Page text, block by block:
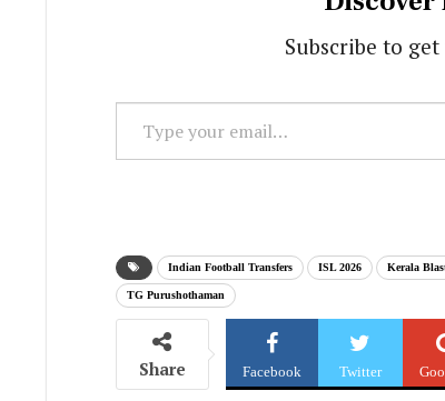
Subscribe to
your
Indian Football Transfers ISL 2026 Kerala
TG Purushothaman
Share Facebook Twitter